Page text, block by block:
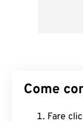
Come
Fare